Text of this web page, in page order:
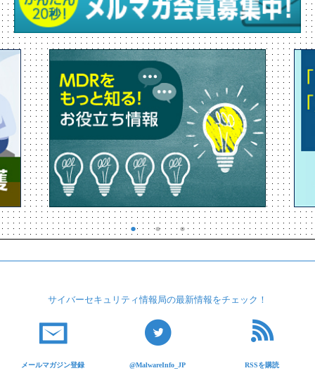
サイバーセキュリティ情報局の最新情報をチェック！
メールマガジン登録 @MalwareInfo_JP RSSを購読